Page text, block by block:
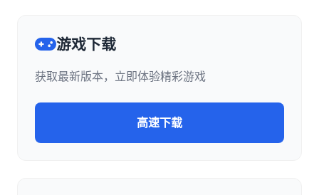
游戏下载
获取最新版本，立即体验精彩游戏
高速下载